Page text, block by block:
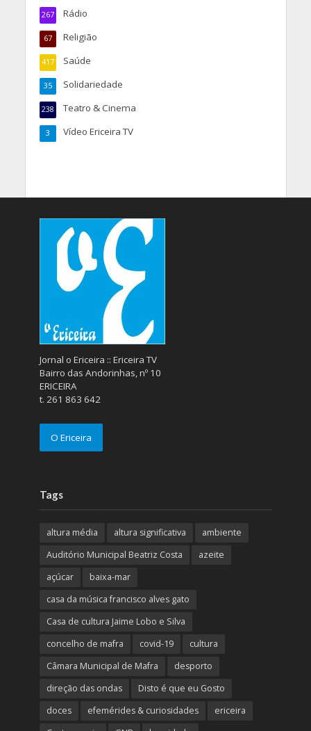
Rádio
267
Religião
67
Saúde
417
Solidariedade
35
Teatro & Cinema
238
Vídeo Ericeira TV
3
Jornal o Ericeira :: Ericeira TV
Bairro das Andorinhas, nº 10
ERICEIRA
t. 261 863 642
O Ericeira
Tags
altura média altura significativa
ambiente
Auditório Municipal Beatriz Costa
azeite
açúcar
baixa-mar
casa da música francisco alves gato
Casa de cultura Jaime Lobo e Silva
concelho de mafra
covid-19
cultura
Câmara Municipal de Mafra
desporto
direção das ondas
Disto é que eu Gosto
doces
efemérides & curiosidades
ericeira